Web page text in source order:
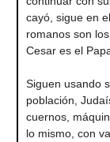
cayó, sigue en
romanos son
Cesar es el
Siguen usando
población,
cuernos,
lo mismo, con